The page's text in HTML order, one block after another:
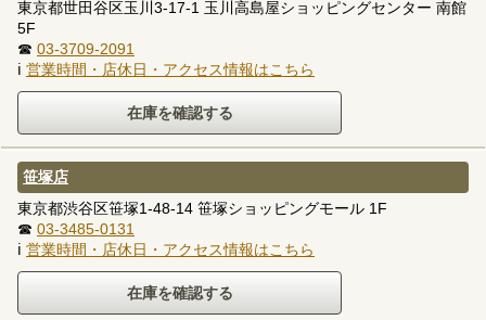
東京都世田谷区玉川3-17-1 玉川高島屋ショッピングセンター 南館
5F
☎ 03-3709-2091
ℹ 営業時間・店休日・アクセス情報はこちら
笹塚店
東京都渋谷区笹塚1-48-14 笹塚ショッピングモール 1F
☎ 03-3485-0131
ℹ 営業時間・店休日・アクセス情報はこちら